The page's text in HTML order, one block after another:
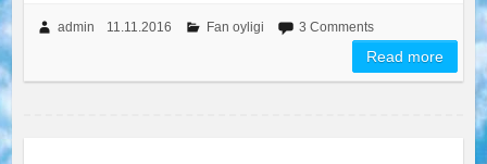
admin 11.11.2016 Fan oyligi 3 Comments
Read more